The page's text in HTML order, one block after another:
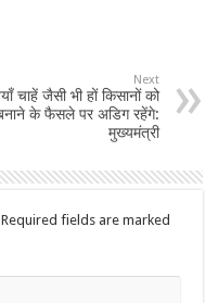
Next
चाहें जैसी भी हों किसानों को
के फैसले पर अडिग रहेंगे:
मुख्यमंत्री
Required fields are marked